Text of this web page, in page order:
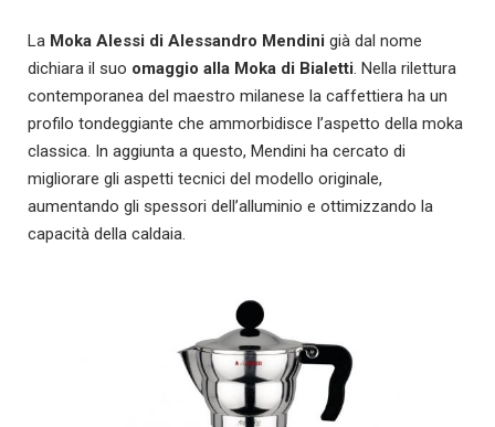
La Moka Alessi di Alessandro Mendini già dal nome
dichiara il suo omaggio alla Moka di Bialetti. Nella rilettura
contemporanea del maestro milanese la caffettiera ha un
profilo tondeggiante che ammorbidisce l’aspetto della moka
classica. In aggiunta a questo, Mendini ha cercato di
migliorare gli aspetti tecnici del modello originale,
aumentando gli spessori dell’alluminio e ottimizzando la
capacità della caldaia.